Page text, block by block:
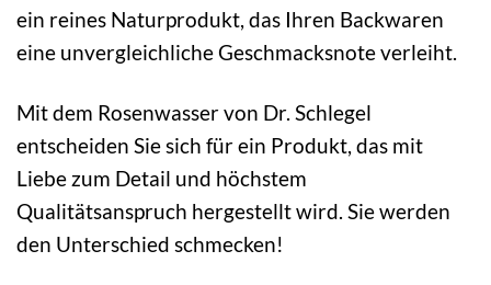
ein reines Naturprodukt, das Ihren Backwaren
eine unvergleichliche Geschmacksnote verleiht.
Mit dem Rosenwasser von Dr. Schlegel
entscheiden Sie sich für ein Produkt, das mit
Liebe zum Detail und höchstem
Qualitätsanspruch hergestellt wird. Sie werden
den Unterschied schmecken!